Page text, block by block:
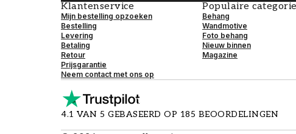
Klantenservice
Mijn bestelling opzoeken
Bestelling
Levering
Betaling
Retour
Prijsgarantie
Neem contact met ons op
Populaire
Behang
Wandmotive
Foto behang
Nieuw binnen
Magazine
4.1 VAN 5 GEBASEERD OP 185 BEOORDELINGEN